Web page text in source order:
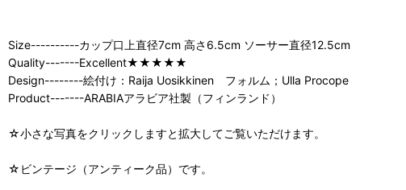
Size----------カップ口上直径7cm 高さ6.5cm ソーサー直径12.5cm
Quality-------Excellent★★★★★
Design--------絵付け：Raija Uosikkinen フォルム；Ulla Procope
Product-------ARABIAアラビア社製（フィンランド）
☆小さな写真をクリックしますと拡大してご覧いただけます。
☆ビンテージ（アンティーク品）です。